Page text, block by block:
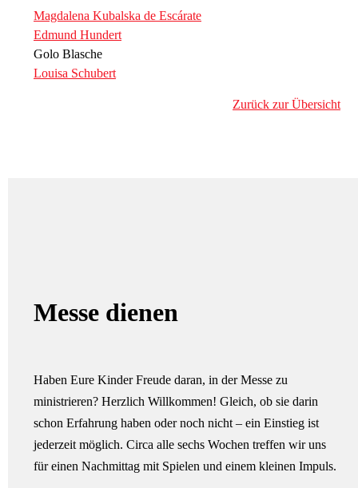
Magdalena Kubalska de Escárate
Edmund Hundert
Golo Blasche
Louisa Schubert
Zurück zur Übersicht
Messe dienen
Haben Eure Kinder Freude daran, in der Messe zu
ministrieren? Herzlich Willkommen! Gleich, ob sie darin
schon Erfahrung haben oder noch nicht – ein Einstieg ist
jederzeit möglich. Circa alle sechs Wochen treffen wir uns
für einen Nachmittag mit Spielen und einem kleinen Impuls.